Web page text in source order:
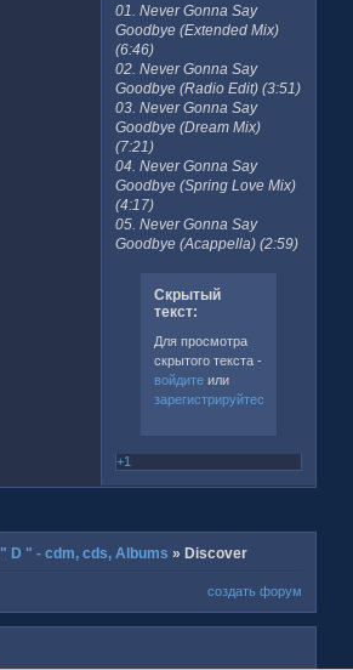
01. Never Gonna Say
Goodbye (Extended Mix)
(6:46)
02. Never Gonna Say
Goodbye (Radio Edit) (3:51)
03. Never Gonna Say
Goodbye (Dream Mix)
(7:21)
04. Never Gonna Say
Goodbye (Spring Love Mix)
(4:17)
05. Never Gonna Say
Goodbye (Acappella) (2:59)
Скрытый
текст:
Для просмотра
скрытого текста -
войдитеили
зарегистрируйтесь
+1
" D " - cdm, cds, Albums »Discover
создать форум